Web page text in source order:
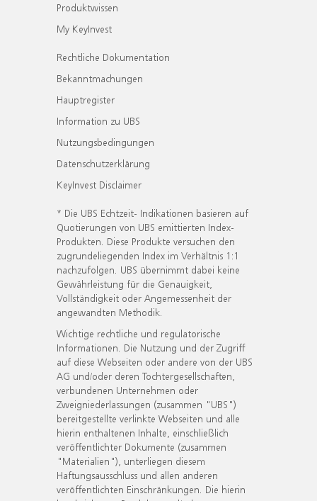
Produktwissen
My KeyInvest
Rechtliche Dokumentation
Bekanntmachungen
Hauptregister
Information zu UBS
Nutzungsbedingungen
Datenschutzerklärung
KeyInvest Disclaimer
* Die UBS Echtzeit- Indikationen basieren auf
Quotierungen von UBS emittierten Index-
Produkten. Diese Produkte versuchen den
zugrundeliegenden Index im Verhältnis 1:1
nachzufolgen. UBS übernimmt dabei keine
Gewährleistung für die Genauigkeit,
Vollständigkeit oder Angemessenheit der
angewandten Methodik.
Wichtige rechtliche und regulatorische
Informationen. Die Nutzung und der Zugriff
auf diese Webseiten oder andere von der UBS
AG und/oder deren Tochtergesellschaften,
verbundenen Unternehmen oder
Zweigniederlassungen (zusammen "UBS")
bereitgestellte verlinkte Webseiten und alle
hierin enthaltenen Inhalte, einschließlich
veröffentlichter Dokumente (zusammen
"Materialien"), unterliegen diesem
Haftungsausschluss und allen anderen
veröffentlichten Einschränkungen. Die hierin